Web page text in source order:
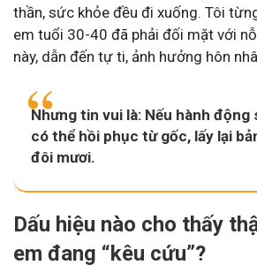
thần, sức khỏe đều đi xuống. Tôi
em tuổi 30-40 đã phải đối mặt với
này, dẫn đến tự ti, ảnh hưởng hôn
Nhưng tin vui là: Nếu hành động
có thể hồi phục từ gốc, lấy lại
đôi mươi.
Dấu hiệu nào cho thấy
em đang “kêu cứu”?